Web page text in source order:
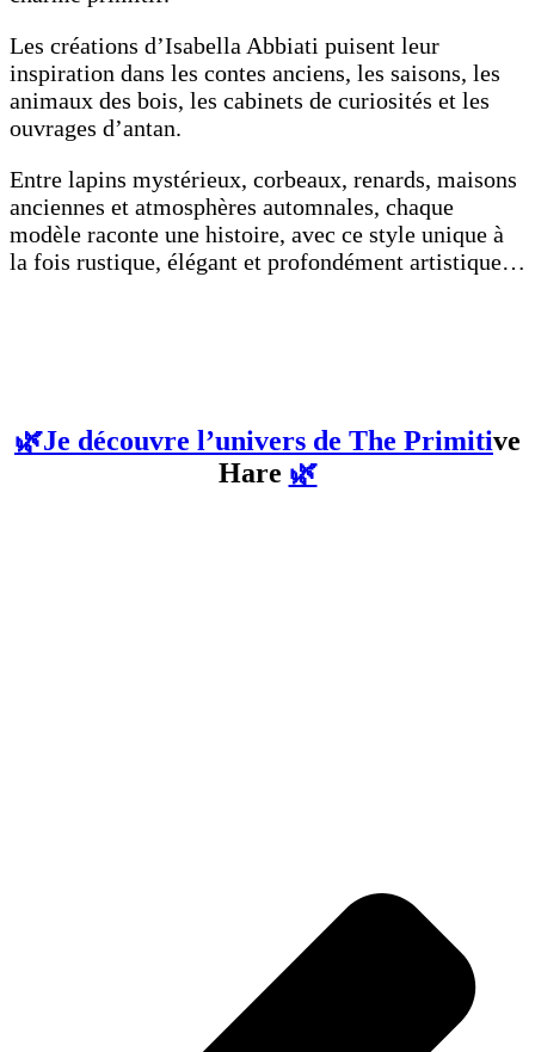
Les créations d’Isabella Abbiati puisent leur
inspiration dans les contes anciens, les saisons, les
animaux des bois, les cabinets de curiosités et les
ouvrages d’antan.
Entre lapins mystérieux, corbeaux, renards, maisons
anciennes et atmosphères automnales, chaque
modèle raconte une histoire, avec ce style unique à
la fois rustique, élégant et profondément artistique…
🌿Je découvre l’univers de The Primitive
Hare 🌿